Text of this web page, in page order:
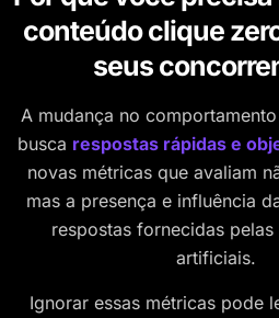
conteúdo clique
seus
A mudança no
busca respostas rápidas e
novas métricas que avaliam
mas a presença e influência
respostas fornecidas
artificiais.
Ignorar essas métricas pode